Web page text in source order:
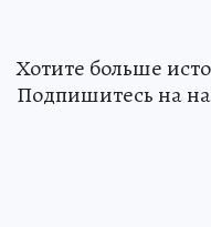
Хотите больше
Подпишитесь на